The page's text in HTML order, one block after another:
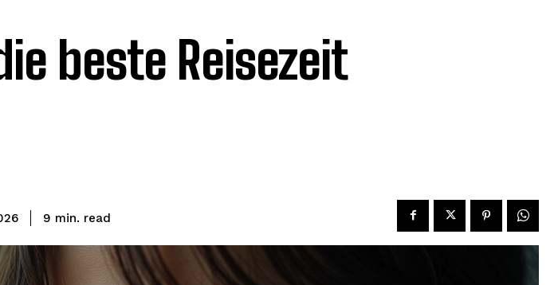
beste Reisezeit
9 min. read